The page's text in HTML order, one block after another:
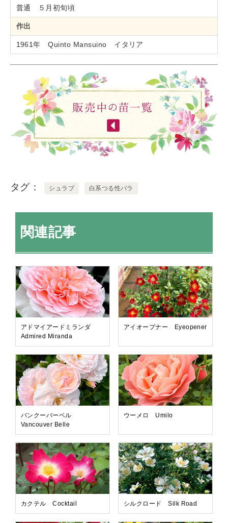
普通 ５月初旬頃
作出
1961年 Quinto Mansuino イタリア
タグ シュラブ 白系つる性バラ
関連記事
アドマイアードミランダ
Admired Miranda
アイオープナー Eyeopener
バンクーバーベル
Vancouver Belle
ウーメロ Umilo
カクテル Cocktail シルクロード Silk Road